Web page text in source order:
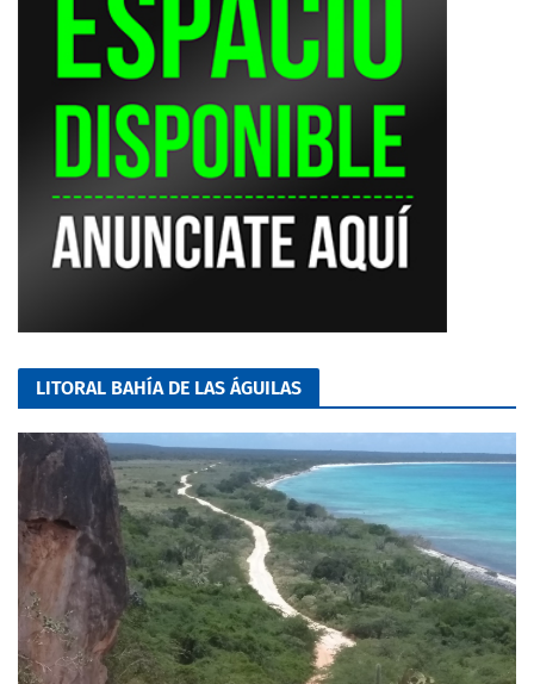
LITORAL BAHÍA DE LAS ÁGUILAS